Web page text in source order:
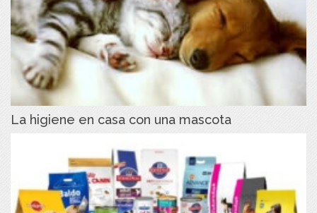
La higiene en casa con una mascota